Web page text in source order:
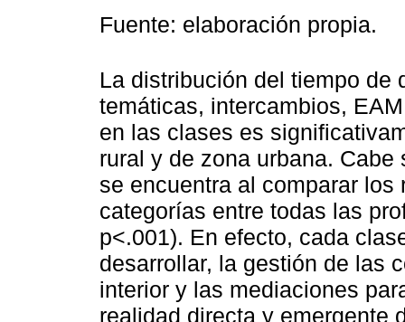
Fuente: elaboración propia.
La distribución del tiempo de
temáticas, intercambios,
en las clases es
rural y de zona urbana.
se encuentra al comparar
categorías entre todas las
p<.001). En efecto, cada
desarrollar, la gestión de las
interior y las mediaciones
realidad directa y emergente